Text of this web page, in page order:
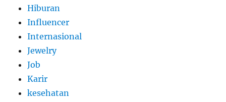
Hiburan
Influencer
Internasional
Jewelry
Job
Karir
kesehatan